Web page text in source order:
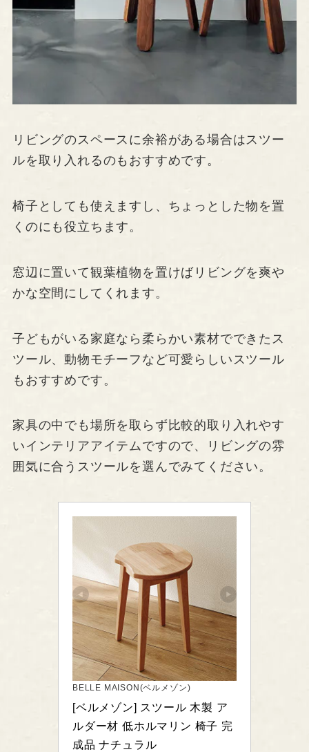
リビングのスペースに余裕がある場合はスツー
ルを取り入れるのもおすすめです。
椅子としても使えますし、ちょっとした物を置
くのにも役立ちます。
窓辺に置いて観葉植物を置けばリビングを爽や
かな空間にしてくれます。
子どもがいる家庭なら柔らかい素材でできたス
ツール、動物モチーフなど可愛らしいスツール
もおすすめです。
家具の中でも場所を取らず比較的取り入れやす
いインテリアアイテムですので、リビングの雰
囲気に合うスツールを選んでみてください。
BELLE MAISON(ベルメゾン)
[ベルメゾン] スツール 木製 ア
ルダー材 低ホルマリン 椅子 完
成品 ナチュラル